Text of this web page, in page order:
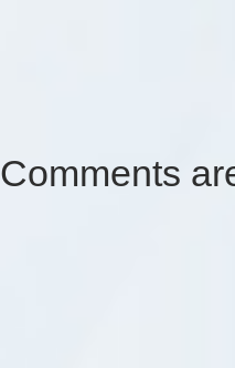
Comments